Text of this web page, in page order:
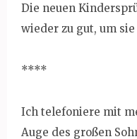
Die neuen
wieder zu gut, um
****
Ich telefoniere mit
Auge des großen